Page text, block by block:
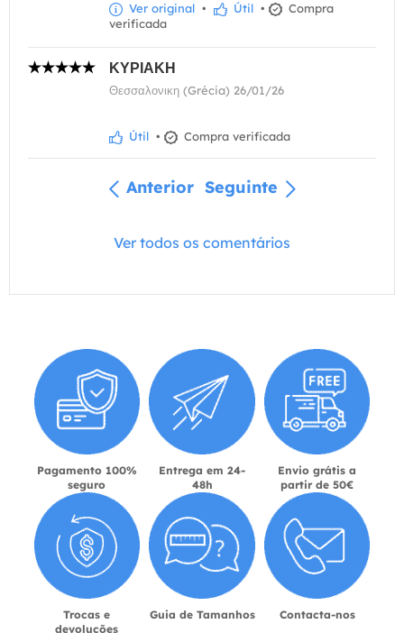
Ver original • Útil •
Compra
verificada
ΚΥΡΙΑΚΗ
Θεσσαλονικη (Grécia) 26/01/26
Útil • Compra verificada
Anterior Seguinte
Ver todos os comentários
Pagamento 100%
seguro
Entrega em 24-
48h
Envio grátis a
partir de 50€
Trocas e
devoluções
Guia de Tamanhos Contacta-nos